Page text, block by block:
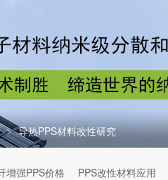
> 导热PPS材料改性研究
增强PPS价格 PPS改性材料应用